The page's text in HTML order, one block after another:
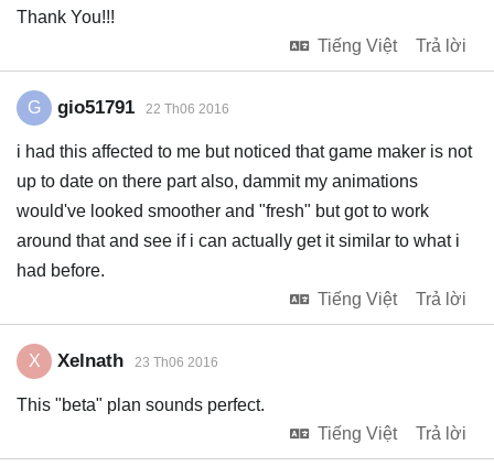
Thank You!!!
Tiếng Việt
Trả lời
G gio51791 22 Th06 2016
i had this affected to me but noticed that game maker is not
up to date on there part also, dammit my animations
would've looked smoother and "fresh" but got to work
around that and see if i can actually get it similar to what i
had before.
Tiếng Việt
Trả lời
X Xelnath 23 Th06 2016
This "beta" plan sounds perfect.
Tiếng Việt
Trả lời